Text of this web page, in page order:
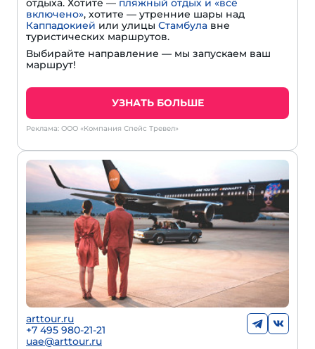
отдыха. Хотите — пляжный отдых и «всё
включено», хотите — утренние шары над
Каппадокией или улицы Стамбула вне
туристических маршрутов.
Выбирайте направление — мы запускаем ваш
маршрут!
УЗНАТЬ БОЛЬШЕ
Реклама: ООО «Компания Спейс Тревел»
arttour.ru
+7 495 980-21-21
uae@arttour.ru